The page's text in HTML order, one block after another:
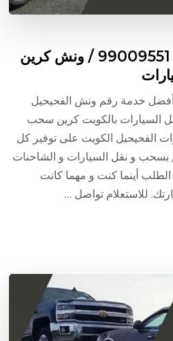
رقم ونش الفحيحيل / 99009551‬ / ونش كرين
خدمة رقم ونش الفحيحيل
7 سطحة لنقل السيارات بالكويت كرين سحب
الفحيحيل الكويت على توفير كل
بسحب و نقل السيارات و الشاحنات
أينما كنت و مهما كانت
للاستعلام تواصل …